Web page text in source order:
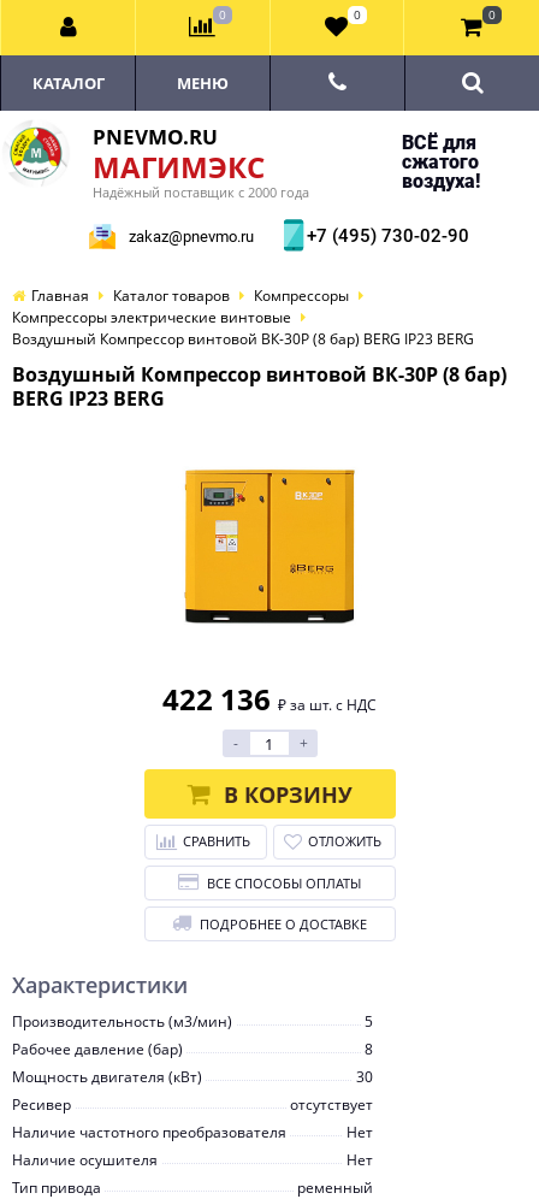
PNEVMO.RU
МАГИМЭКС
Надёжный поставщик с 2000 года
ВСЁ для
сжатого
воздуха!
zakaz@pnevmo.ru +7 (495) 730-02-90
КАТАЛОГ МЕНЮ
Главная Каталог товаров
Компрессоры
Компрессоры электрические винтовые
Воздушный Компрессор винтовой ВК-30Р (8 бар) BERG IP23 BERG
Воздушный Компрессор винтовой ВК-30Р (8 бар)
BERG IP23 BERG
Характеристики
Производительность (м3/мин)
5
Рабочее давление (бар)
8
Мощность двигателя (кВт)
30
Ресивер
отсутствует
Наличие частотного преобразователя
Нет
Наличие осушителя
Нет
Тип привода
ременный
422 136 ₽ за шт. с НДС
-
+
В КОРЗИНУ
СРАВНИТЬ ОТЛОЖИТЬ
ВСЕ СПОСОБЫ ОПЛАТЫ
ПОДРОБНЕЕ О ДОСТАВКЕ
0 0 0